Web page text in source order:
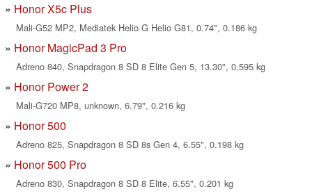
Honor X5c Plus
Mali-G52 MP2, Mediatek Helio G Helio G81, 0.74", 0.186 kg
Honor MagicPad 3 Pro
Adreno 840, Snapdragon 8 SD 8 Elite Gen 5, 13.30", 0.595 kg
Honor Power 2
Mali-G720 MP8, unknown, 6.79", 0.216 kg
Honor 500
Adreno 825, Snapdragon 8 SD 8s Gen 4, 6.55", 0.198 kg
Honor 500 Pro
Adreno 830, Snapdragon 8 SD 8 Elite, 6.55", 0.201 kg